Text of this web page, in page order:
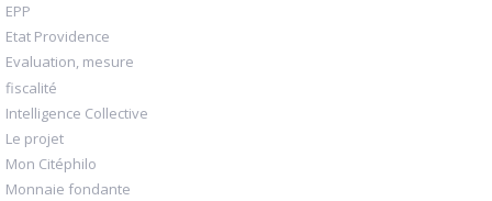
EPP
Etat Providence
Evaluation, mesure
fiscalité
Intelligence Collective
Le projet
Mon Citéphilo
Monnaie fondante